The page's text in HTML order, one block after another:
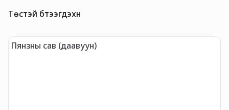
Төстэй бүтээгдэхүүн
Пянзны сав (даавуун)